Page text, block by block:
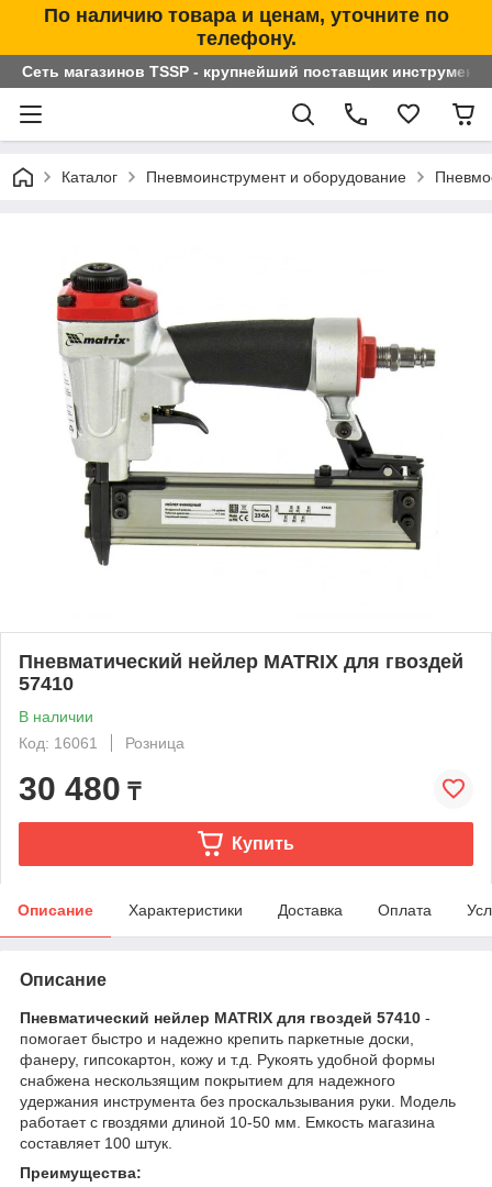
По наличию товара и ценам, уточните по
телефону.
Сеть магазинов TSSP - крупнейший поставщик
Каталог Пневмоинструмент и оборудование
Пневматический нейлер MATRIX для гвоздей
57410
В наличии
Код: 16061
Розница
30 480 ₸
Купить
Описание Характеристики Доставка Оплата
Описание
Пневматический нейлер MATRIX для гвоздей 57410​ -
помогает быстро и надежно крепить паркетные доски,
фанеру, гипсокартон, кожу и т.д. Рукоять удобной формы
снабжена нескользящим покрытием для надежного
удержания инструмента без проскальзывания руки. Модель
работает с гвоздями длиной 10-50 мм. Емкость магазина
составляет 100 штук.
Преимущества: